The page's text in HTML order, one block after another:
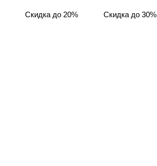
Скидка до 20% Скидка до 30%